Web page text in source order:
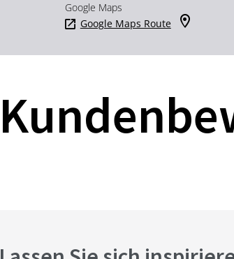
Google Maps
Google Maps Route